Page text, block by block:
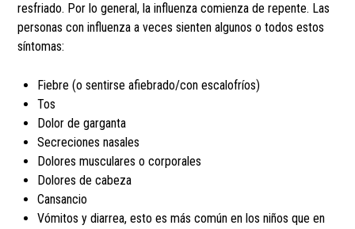
resfriado. Por lo general, la influenza comienza de repente. Las
personas con influenza a veces sienten algunos o todos estos
síntomas:
Fiebre (o sentirse afiebrado/con escalofríos)
Tos
Dolor de garganta
Secreciones nasales
Dolores musculares o corporales
Dolores de cabeza
Cansancio
Vómitos y diarrea, esto es más común en los niños que en